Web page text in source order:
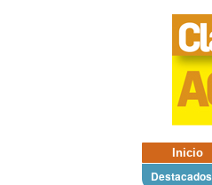
Inicio
Destacados